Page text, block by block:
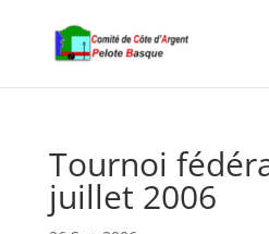
Tournoi
juillet 2006